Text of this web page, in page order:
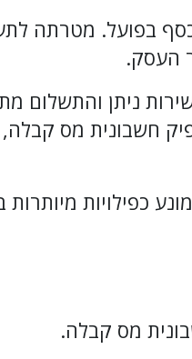
בפועל. מטרתה
העסק.
ניתן והתשלום
חשבונית מס
כפילויות
מס קבלה.